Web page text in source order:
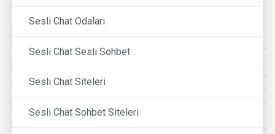
Sesli Chat Odaları
Sesli Chat Sesli Sohbet
Sesli Chat Siteleri
Sesli Chat Sohbet Siteleri